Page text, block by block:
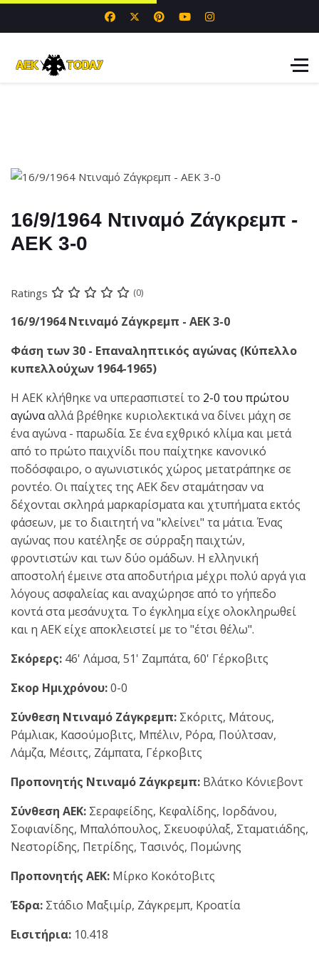
16/9/1964 Ντιναμό Ζάγκρεμπ -
ΑΕΚ 3-0
Ratings (0)
16/9/1964 Ντιναμό Ζάγκρεμπ - ΑΕΚ 3-0
Φάση των 30 - Επαναληπτικός αγώνας (Κύπελλο
κυπελλούχων 1964-1965)
Η ΑΕΚ κλήθηκε να υπερασπιστεί το 2-0 του πρώτου
αγώνααλλά βρέθηκε κυριολεκτικά να δίνει μάχη σε
ένα αγώνα - παρωδία. Σε ένα εχθρικό κλίμα και μετά
από το πρώτο παιχνίδι που παίχτηκε κανονικό
ποδόσφαιρο, ο αγωνιστικός χώρος μετατράπηκε σε
ροντέο. Οι παίχτες της ΑΕΚ δεν σταμάτησαν να
δέχονται σκληρά μαρκαρίσματα και χτυπήματα εκτός
φάσεων, με το διαιτητή να "κλείνει" τα μάτια. Ένας
αγώνας που κατέληξε σε σύρραξη παιχτών,
φροντιστών και των δύο ομάδων. Η ελληνική
αποστολή έμεινε στα αποδυτήρια μέχρι πολύ αργά για
λόγους ασφαλείας και αναχώρησε από το γήπεδο
κοντά στα μεσάνυχτα. Το έγκλημα είχε ολοκληρωθεί
και η ΑΕΚ είχε αποκλειστεί με το "έτσι θέλω".
Σκόρερς: 46' Λάμσα, 51' Ζαμπάτα, 60' Γέρκοβιτς
Σκορ Ημιχρόνου:0-0
Σύνθεση Ντιναμό Ζάγκρεμπ: Σκόριτς, Μάτους,
Ράμλιακ, Κασούμοβιτς, Μπέλιν, Ρόρα, Πούλτσαν,
Λάμζα, Μέσιτς, Ζάμπατα, Γέρκοβιτς
Προπονητής Ντιναμό Ζάγκρεμπ: Βλάτκο Κόνιεβοντ
Σύνθεση ΑΕΚ: Σεραφείδης, Κεφαλίδης, Ιορδάνου,
Σοφιανίδης, Μπαλόπουλος, Σκευοφύλαξ, Σταματιάδης,
Νεστορίδης, Πετρίδης, Τασινός, Πομώνης
Προπονητής ΑΕΚ: Μίρκο Κοκότοβιτς
Έδρα: Στάδιο Μαξιμίρ, Ζάγκρεμπ, Κροατία
Εισιτήρια: 10.418